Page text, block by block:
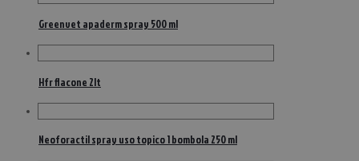
Greenvet apaderm spray 500 ml
Hfr flacone 2lt
Neoforactil spray uso topico 1 bombola 250 ml